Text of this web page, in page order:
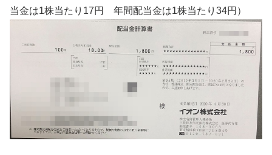
当金は1株当たり17円 年間配当金は1株当たり34円）